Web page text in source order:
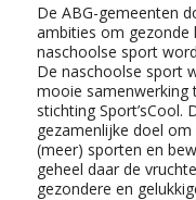
De ABG-gemeenten
ambities om
naschoolse sport
De naschoolse sport
mooie samenwerking
stichting Sport’sCool.
gezamenlijke doel
(meer) sporten en
geheel daar de
gezondere en